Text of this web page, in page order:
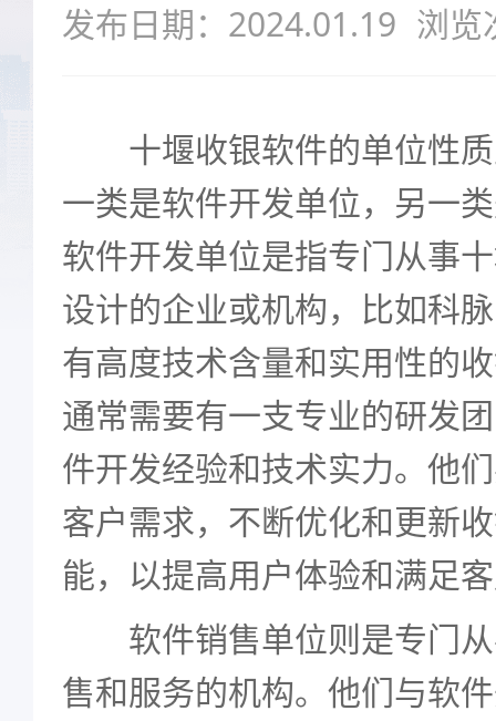
发布日期：2024.01.19 浏览
十堰收银软件的单位性质
一类是软件开发单位，另一
软件开发单位是指专门从事
设计的企业或机构，比如科
有高度技术含量和实用性的
通常需要有一支专业的研发
件开发经验和技术实力。他
客户需求，不断优化和更新
能，以提高用户体验和满足
软件销售单位则是专门从
售和服务的机构。他们与软